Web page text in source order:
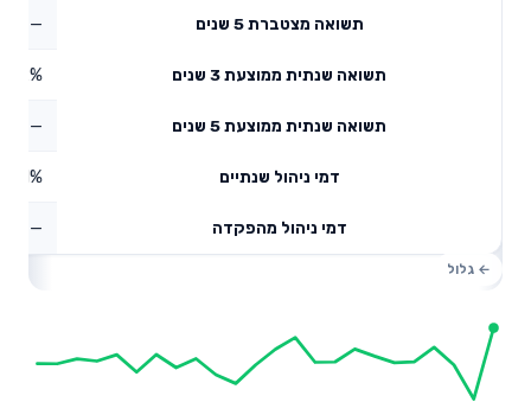
תשואה מצטברת 5 שנים —
תשואה שנתית ממוצעת 3 שנים
תשואה שנתית ממוצעת 5 שנים —
דמי ניהול שנתיים
דמי ניהול מהפקדה —